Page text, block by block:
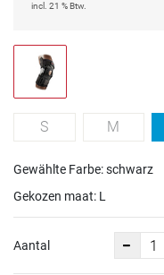
incl. 21 % Btw.
S M
Gewählte Farbe: schwarz
Gekozen maat: L
Aantal